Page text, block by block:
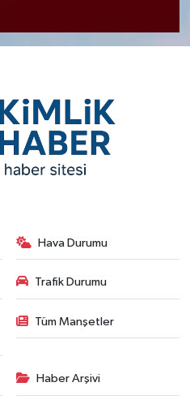
Hava Durumu
Trafik Durumu
Tüm Manşetler
Haber Arşivi